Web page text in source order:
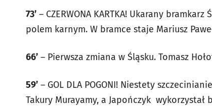
73’ – CZERWONA KARTKA! Ukarany
polem karnym. W bramce staje Mariusz
66’ – Pierwsza zmiana w Śląsku. Tomasz
59’ – GOL DLA POGONI! Niestety
Takury Murayamy, a Japończyk